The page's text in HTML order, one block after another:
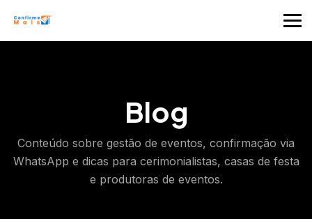
Blog
Conteúdo sobre gestão de eventos, confirmação via
WhatsApp e dicas para cerimonialistas, casas de festa
e produtoras de eventos.